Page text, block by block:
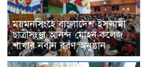
ময়মনসিংহে বাংলাদেশ ইসলামী
ছাত্রীসংস্থা আনন্দ মোহন কলেজ
শাখার নবীন বরণ অনুষ্ঠান